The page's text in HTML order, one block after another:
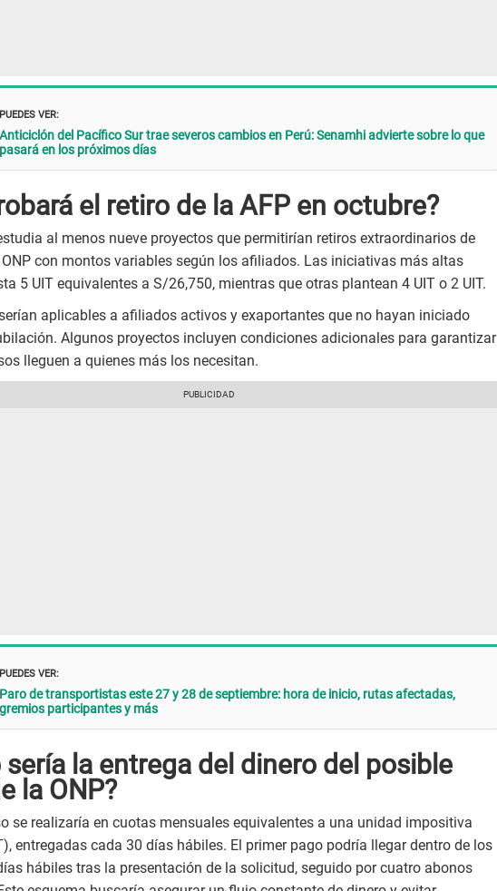
PUEDES VER:
Anticiclón del Pacífico Sur trae severos cambios en Perú: Senamhi advierte sobre lo que
pasará en los próximos días
el retiro de la AFP en octubre?
al menos nueve proyectos que permitirían retiros extraordinarios de
con montos variables según los afiliados. Las iniciativas más altas
5 UIT equivalentes a S/26,750, mientras que otras plantean 4 UIT o 2 UIT.
aplicables a afiliados activos y exaportantes que no hayan iniciado
Algunos proyectos incluyen condiciones adicionales para garantizar
lleguen a quienes más los necesitan.
PUEDES VER:
Paro de transportistas este 27 y 28 de septiembre: hora de inicio, rutas afectadas,
gremios participantes y más
sería la entrega del dinero del posible
la ONP?
se realizaría en cuotas mensuales equivalentes a una unidad impositiva
entregadas cada 30 días hábiles. El primer pago podría llegar dentro de los
hábiles tras la presentación de la solicitud, seguido por cuatro abonos